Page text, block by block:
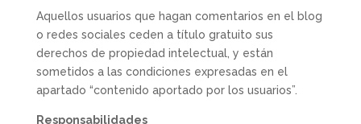
Aquellos usuarios que hagan comentarios en el blog
o redes sociales ceden a título gratuito sus
derechos de propiedad intelectual, y están
sometidos a las condiciones expresadas en el
apartado “contenido aportado por los usuarios”.
Responsabilidades